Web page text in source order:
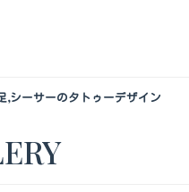
,シーサーのタトゥーデザイン